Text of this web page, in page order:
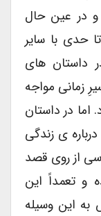
در عین حال
با سایر
داستان های
زمانی مواجه
در داستان
ی زندگی
از روی قصد
تعمداً این
این وسیله